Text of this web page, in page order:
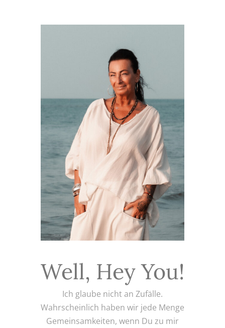
Well, Hey You!
Ich glaube nicht an Zufälle.
Wahrscheinlich haben wir jede Menge
Gemeinsamkeiten, wenn Du zu mir